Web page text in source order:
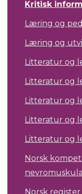
Kritisk
Læring og
Læring og
Litteratur og
Litteratur og
Litteratur og
Litteratur og
Litteratur og
Norsk
Norsk